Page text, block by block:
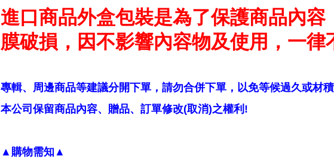
進口商品外盒包裝是為了保護商品內
膜破損，因不影響內容物及使用，一律
專輯、周邊商品等建議分開下單，請勿合併下單，以免等候過久或材
本公司保留商品內容、贈品、訂單修改(取消)之權利!
▲購物需知▲